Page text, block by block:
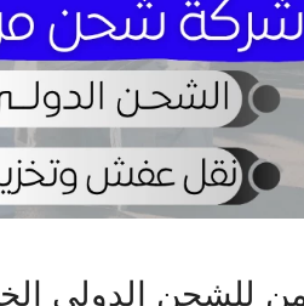
للشحن الدولي